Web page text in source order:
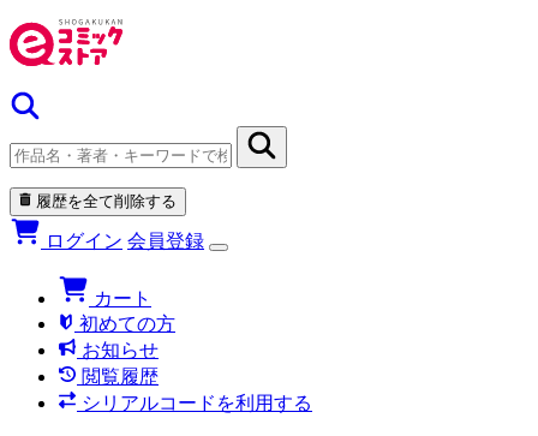
履歴を全て削除する
ログイン 会員登録
カート
初めての方
お知らせ
閲覧履歴
シリアルコードを利用する